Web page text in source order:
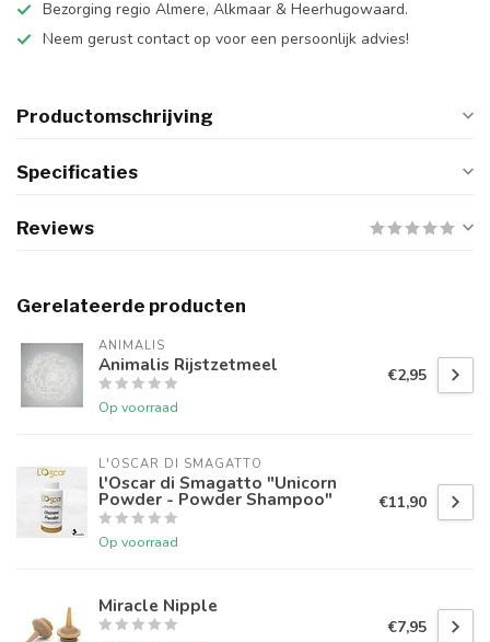
Bezorging regio Almere, Alkmaar & Heerhugowaard.
Neem gerust contact op voor een persoonlijk advies!
Productomschrijving
Specificaties
Reviews
Gerelateerde producten
ANIMALIS
Animalis Rijstzetmeel
Op voorraad
€2,95
L'OSCAR DI SMAGATTO
l'Oscar di Smagatto "Unicorn
Powder - Powder Shampoo"
Op voorraad
€11,90
Miracle Nipple
€7,95